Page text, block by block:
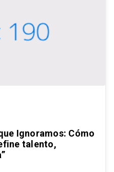
Ignoramos: Cómo
talento,